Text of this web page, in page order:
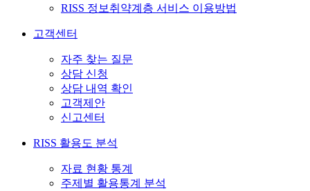
RISS 정보취약계층 서비스 이용방법
고객센터
자주 찾는 질문
상담 신청
상담 내역 확인
고객제안
신고센터
RISS 활용도 분석
자료 현황 통계
주제별 활용통계 분석